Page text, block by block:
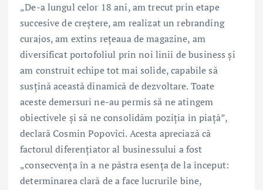
„De-a lungul celor 18 ani, am trecut prin etape
succesive de creștere, am realizat un rebranding
curajos, am extins rețeaua de magazine, am
diversificat portofoliul prin noi linii de business și
am construit echipe tot mai solide, capabile să
susțină această dinamică de dezvoltare. Toate
aceste demersuri ne-au permis să ne atingem
obiectivele și să ne consolidăm poziția în piață”,
declară Cosmin Popovici. Acesta apreciază că
factorul diferențiator al businessului a fost
„consecvența în a ne păstra esența de la început:
determinarea clară de a face lucrurile bine,